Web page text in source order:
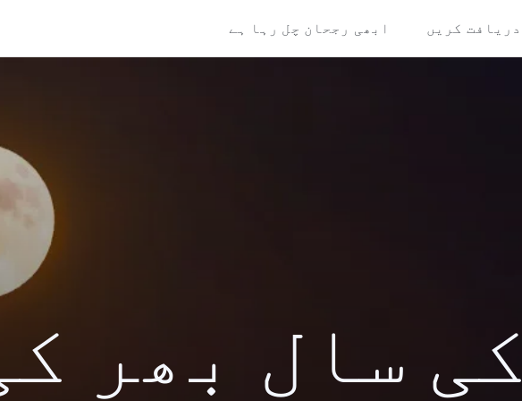
دریافت کریں ابھی رجحان چل رہا ہے
2016 کی سال بھر